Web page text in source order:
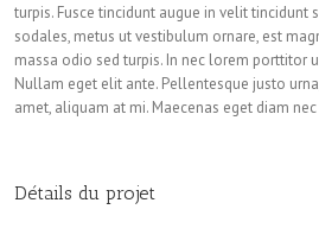
turpis. Fusce tincidunt augue in velit tincidunt
sodales, metus ut vestibulum ornare, est
massa odio sed turpis. In nec lorem porttitor
Nullam eget elit ante. Pellentesque justo
amet, aliquam at mi. Maecenas eget diam
Détails du projet